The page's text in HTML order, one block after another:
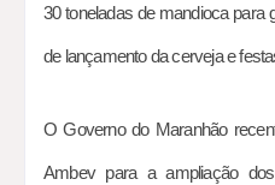
30 toneladas de mandioca para
de lançamento da cerveja e
O Governo do Maranhão
Ambev para a ampliação